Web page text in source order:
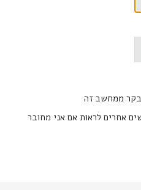
ממחשב זה
אחרים לראות אם אני מחובר